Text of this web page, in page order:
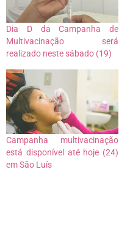
Dia D da Campanha de
Multivacinação será
realizado neste sábado (19)
Campanha multivacinação
está disponível até hoje (24)
em São Luís